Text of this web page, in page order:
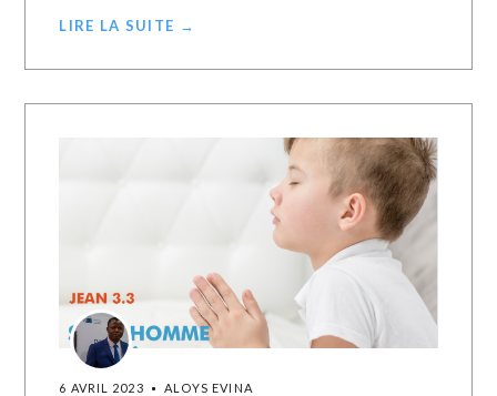
LIRE LA SUITE →
6 AVRIL 2023 ALOYS EVINA